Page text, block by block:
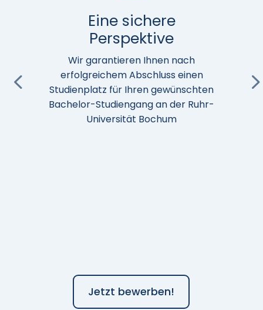
Eine sichere
Perspektive
Wir garantieren Ihnen nach
erfolgreichem Abschluss einen
Studienplatz für Ihren gewünschten
Bachelor-Studiengang an der Ruhr-
Universität Bochum
Jetzt bewerben!